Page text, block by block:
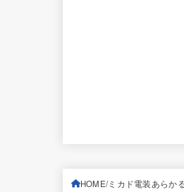
HOME ミカド電装あらか